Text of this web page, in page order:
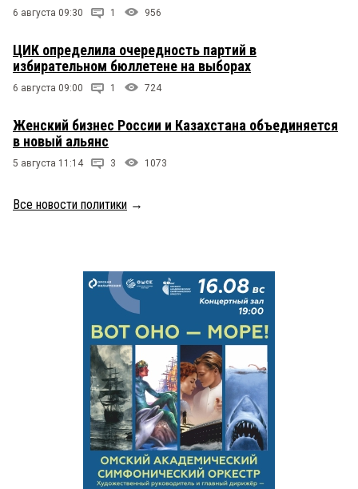
6 августа 09:30 1 956
ЦИК определила очередность партий в
избирательном бюллетене на выборах
6 августа 09:00 1 724
Женский бизнес России и Казахстана объединяется
в новый альянс
5 августа 11:14 3 1073
Все новости политики →